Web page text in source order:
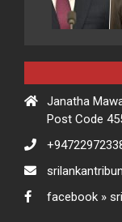
Janatha
Post Code
facebook »